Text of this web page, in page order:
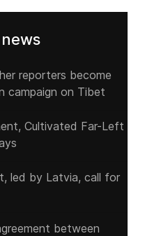
reporters become
campaign on Tibet
Cultivated Far-Left
led by Latvia, call for
between